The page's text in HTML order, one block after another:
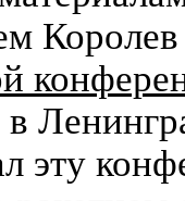
в
эту